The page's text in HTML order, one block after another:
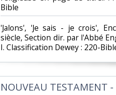
Bible‎
‎'Jalons', 'Je sais - je crois',
siècle, Section dir. par l'Abbé
I. Classification Dewey : 220-
‎NOUVEAU TESTAMENT -